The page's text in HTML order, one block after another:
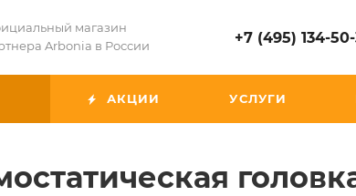
магазин
Arbonia в России
+7 (495) 134-
АКЦИИ УСЛУГИ